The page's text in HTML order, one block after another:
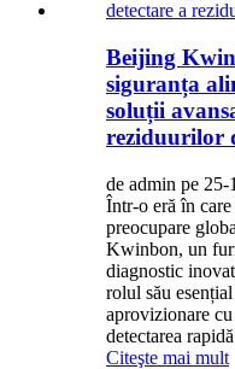
Beijing
siguranța
soluții
reziduurilor
de admin pe 25-
Într-o eră în
preocupare
Kwinbon, un
diagnostic
rolul său
aprovizionare
detectarea
Citeşte mai mult